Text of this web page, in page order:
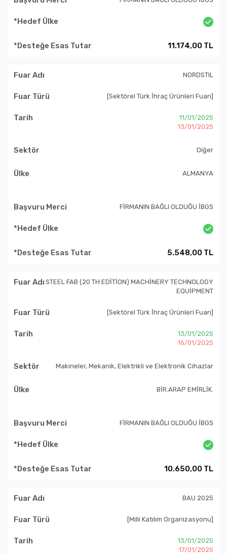
11.174,00 TL
NORDSTIL
[Sektörel Türk İhraç Ürünleri Fuarı]
11/01/2025
13/01/2025
Diğer
ALMANYA
FİRMANIN BAĞLI OLDUĞU İBGS
5.548,00 TL
STEEL FAB (20 TH EDİTİON) MACHİNERY TECHNOLOGY
EQUİPMENT
[Sektörel Türk İhraç Ürünleri Fuarı]
13/01/2025
16/01/2025
Makineler, Mekanik, Elektrikli ve Elektronik Cihazlar
BİR.ARAP EMİRLİK.
FİRMANIN BAĞLI OLDUĞU İBGS
10.650,00 TL
BAU 2025
[Milli Katılım Organizasyonu]
13/01/2025
17/01/2025